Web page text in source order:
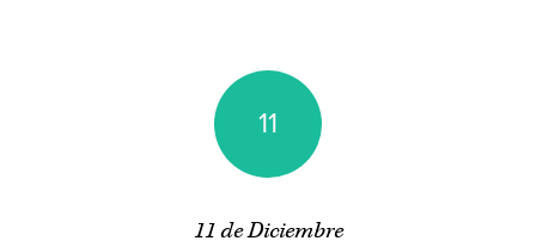
11
11 de Diciembre